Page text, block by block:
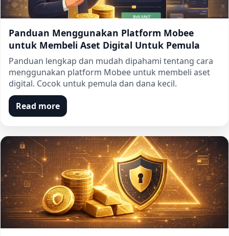
Panduan Menggunakan Platform Mobee
untuk Membeli Aset Digital Untuk Pemula
Panduan lengkap dan mudah dipahami tentang cara
menggunakan platform Mobee untuk membeli aset
digital. Cocok untuk pemula dan dana kecil.
Read more